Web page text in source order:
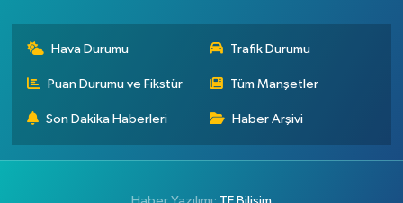
Hava Durumu Trafik Durumu
Puan Durumu ve Fikstür Tüm Manşetler
Son Dakika Haberleri Haber Arşivi